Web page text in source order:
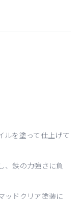
ルを塗って仕上げて
、鉄の力強さに負
ッドクリア塗装に